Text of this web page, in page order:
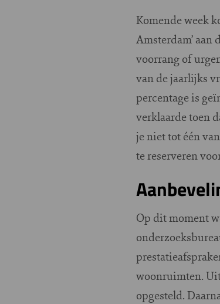
Komende week
Amsterdam’
voorrang of
van de jaarlijks
percentage is
verklaarde toen
je niet tot één
te reserveren
Op dit moment
woonruimten.
opgesteld.